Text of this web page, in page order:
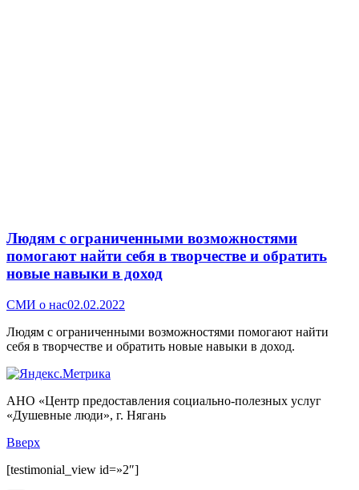
Людям с ограниченными возможностями
помогают найти себя в творчестве и обратить
новые навыки в доход
СМИ о нас02.02.2022
Людям с ограниченными возможностями помогают найти
себя в творчестве и обратить новые навыки в доход.
АНО «Центр предоставления социально-полезных услуг
«Душевные люди», г. Нягань
Вверх
[testimonial_view id=»2″]